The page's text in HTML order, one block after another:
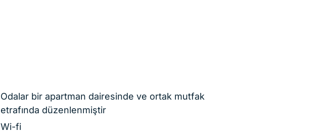
Odalar bir apartman dairesinde ve ortak mutfak
etrafında düzenlenmiştir
Wi-fi